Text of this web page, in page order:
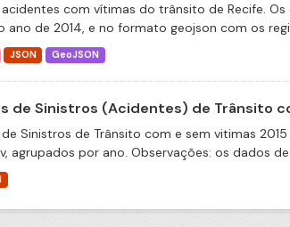
com vítimas do trânsito de Recife.
ano de 2014, e no formato geojson com os
JSON GeoJSON
de Sinistros (Acidentes) de Trânsito
Sinistros de Trânsito com e sem vitimas
agrupados por ano. Observações: os dados de